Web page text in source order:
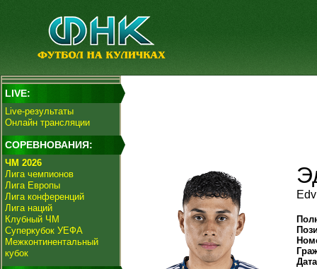
LIVE:
Live-результаты
Онлайн трансляции
СОРЕВНОВАНИЯ:
ЧМ 2026
Лига чемпионов
Лига Европы
Лига конференций
Лига наций
Клубный ЧМ
Суперкубок УЕФА
Межконтинентальный
кубок